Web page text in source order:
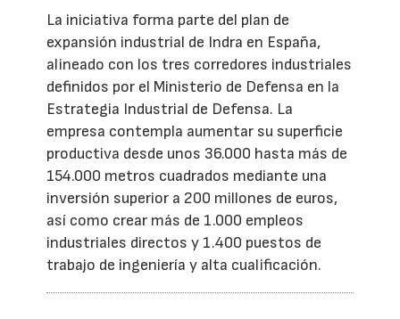
La iniciativa forma parte del plan de
expansión industrial de Indra en España,
alineado con los tres corredores industriales
definidos por el Ministerio de Defensa en la
Estrategia Industrial de Defensa. La
empresa contempla aumentar su superficie
productiva desde unos 36.000 hasta más de
154.000 metros cuadrados mediante una
inversión superior a 200 millones de euros,
así como crear más de 1.000 empleos
industriales directos y 1.400 puestos de
trabajo de ingeniería y alta cualificación.